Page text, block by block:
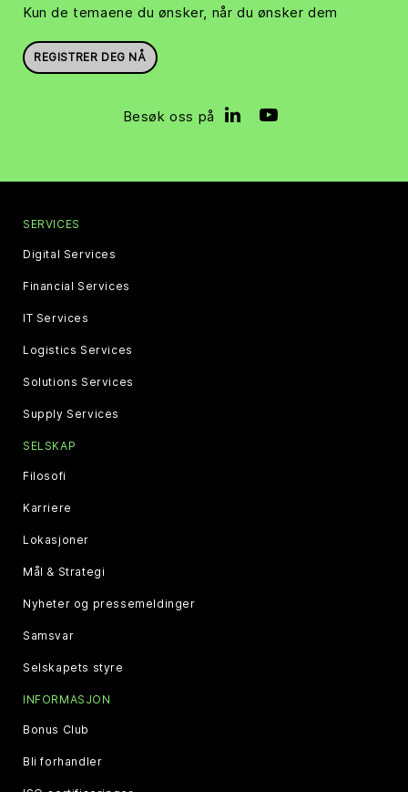
Kun de temaene du ønsker, når du ønsker dem
REGISTRER DEG NÅ
Besøk oss på
SERVICES
Digital Services
Financial Services
IT Services
Logistics Services
Solutions Services
Supply Services
SELSKAP
Filosofi
Karriere
Lokasjoner
Mål & Strategi
Nyheter og pressemeldinger
Samsvar
Selskapets styre
INFORMASJON
Bonus Club
Bli forhandler